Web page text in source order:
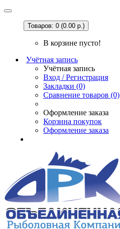
Товаров: 0 (0.00 р.)
В корзине пусто!
Учётная запись
Учётная запись
Вход / Регистрация
Закладки (0)
Сравнение товаров (0)
Оформление заказа
Корзина покупок
Оформление заказа